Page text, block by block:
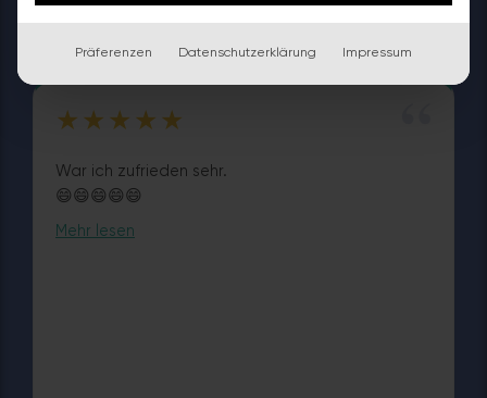
MP
★★★★★
War ich zufrieden sehr.
😄😄😄😄😄
Mehr lesen
Präferenzen Datenschutzerklärung Impressum